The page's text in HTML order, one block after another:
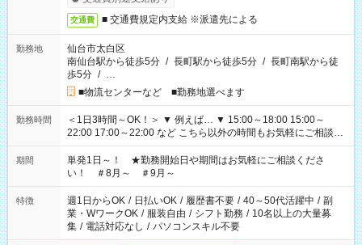
交通費 ■ 交通費規定内支給 ※派遣先による
勤務地
仙台市太白区
南仙台駅から徒歩5分 / 長町駅から徒歩5分 / 長町南駅から徒
歩5分 / …
■物流センターなど ■勤務地選べます
勤務時間
＜1日3時間～OK！＞ ▼ 例えば… ▼ 15:00～18:00 15:00～
22:00 17:00～22:00 など こちら以外の時間もお気軽にご相談く
ださい！
期間
単発1日～！ ★勤務開始日や期間はお気軽にご相談くださ
い！ ＃8月～ ＃9月～
特徴 週1日からOK / 日払いOK / 履歴書不要 / 40～50代活躍中 / 副
業・WワークOK / 服装自由 / シフト勤務 / 10名以上の大量募
集 / 電話対応なし / パソコンスキル不要